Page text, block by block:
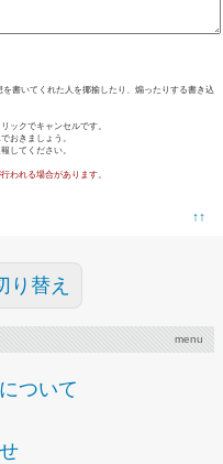
書いてくれた人を揶揄したり、煽ったりする書き込
ックでキャンセルです。
おきましょう。
してください。
われる場合があります。
↑↑
り替え
menu
ついて